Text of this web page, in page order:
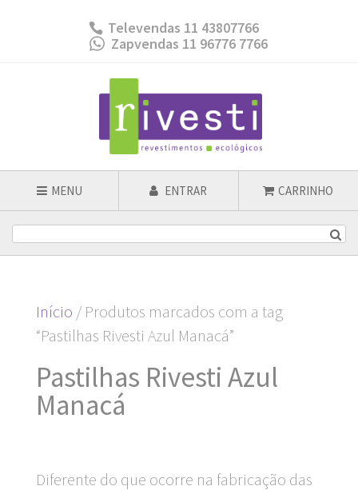
Televendas 11 43807766
Zapvendas 11 96776 7766
MENU ENTRAR CARRINHO
Início / Produtos marcados com a tag
“Pastilhas Rivesti Azul Manacá”
Pastilhas Rivesti Azul
Manacá
Diferente do que ocorre na fabricação das